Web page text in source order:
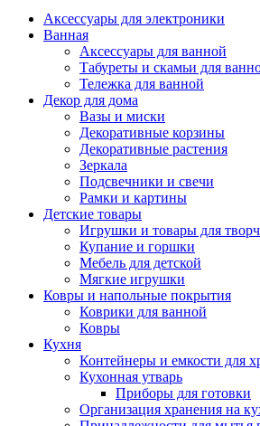
Аксессуары для электроники
Ванная
Аксессуары для ванной
Табуреты и скамьи для
Тележка для ванной
Декор для дома
Вазы и миски
Декоративные корзины
Декоративные растения
Зеркала
Подсвечники и свечи
Рамки и картины
Детские товары
Игрушки и товары для
Купание и горшки
Мебель для детской
Мягкие игрушки
Ковры и напольные покрытия
Коврики для ванной
Ковры
Кухня
Контейнеры и емкости для
Кухонная утварь
Приборы для готовки
Организация хранения на